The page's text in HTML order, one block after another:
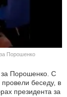
Порошенко
за Порошенко. С
беседу, в
президента за